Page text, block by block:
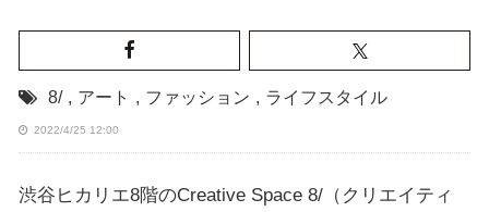
8/ , アート , ファッション , ライフスタイル
2022/4/25 12:00
渋谷ヒカリエ8階のCreative Space 8/（クリエイティ